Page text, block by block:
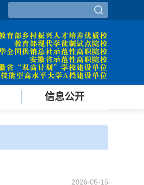
信息公开
2026-05-15